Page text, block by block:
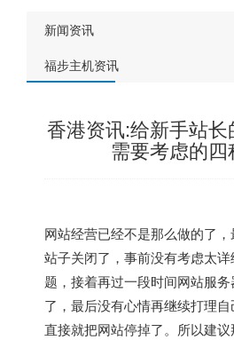
新闻资讯
福步主机资讯
香港资讯:给新手站
需要考虑的四
网站经营已经不是那么做的了
站子关闭了，事前没有考虑太
题，接着再过一段时间网站服
了，最后没有心情再继续打理
直接就把网站停掉了。所以建